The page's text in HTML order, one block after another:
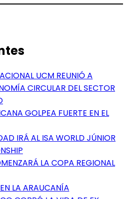
UCM REUNIÓ A
CIRCULAR DEL SECTOR
GOLPEA FUERTE EN EL
IRÁ AL ISA WORLD JÚNIOR
LA COPA REGIONAL
LA ARAUCANÍA